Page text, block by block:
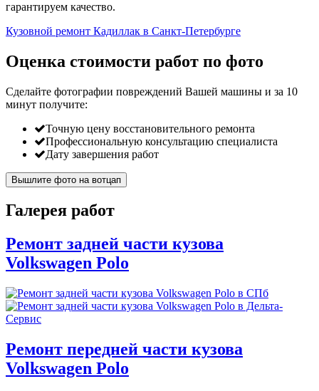
гарантируем качество.
Кузовной ремонт Кадиллак в Санкт-Петербурге
Оценка стоимости работ по фото
Сделайте фотографии повреждений Вашей машины и за 10
минут получите:
Точную цену восстановительного ремонта
Профессиональную консультацию специалиста
Дату завершения работ
Вышлите фото на вотцап
Галерея работ
Ремонт задней части кузова
Volkswagen Polo
Ремонт передней части кузова
Volkswagen Polo